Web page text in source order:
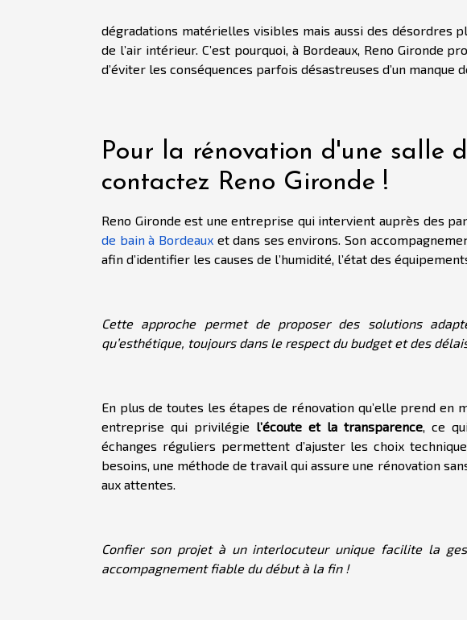
dégradations matérielles visibles mais aussi des désordres
de l’air intérieur. C’est pourquoi, à Bordeaux, Reno Gironde
d’éviter les conséquences parfois désastreuses d’un manque
Pour la rénovation d'une salle
contactez Reno Gironde !
Reno Gironde est une entreprise qui intervient auprès des
de bain à Bordeauxet dans ses environs. Son
afin d’identifier les causes de l’humidité, l’état des
Cette approche permet de proposer des solutions
qu’esthétique, toujours dans le respect du budget et des
En plus de toutes les étapes de rénovation qu’elle prend en
entreprise qui privilégie l’écoute et la transparence , ce
échanges réguliers permettent d’ajuster les choix
besoins, une méthode de travail qui assure une rénovation
aux attentes.
Confier son projet à un interlocuteur unique facilite la
accompagnement fiable du début à la fin !